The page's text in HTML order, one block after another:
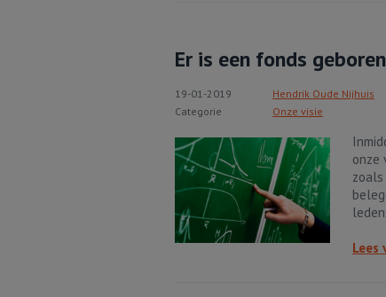
Er is een fonds
19-01-2019
Hendrik Oude Nijhuis
Categorie
Onze visie
onze